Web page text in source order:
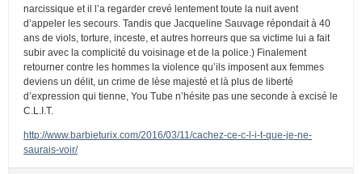
narcissique et il l’a regarder crevé lentement toute la nuit avent
d’appeler les secours. Tandis que Jacqueline Sauvage répondait à 40
ans de viols, torture, inceste, et autres horreurs que sa victime lui a fait
subir avec la complicité du voisinage et de la police.) Finalement
retourner contre les hommes la violence qu’ils imposent aux femmes
deviens un délit, un crime de lèse majesté et là plus de liberté
d’expression qui tienne, You Tube n’hésite pas une seconde à excisé le
C.L.I.T.
http://www.barbieturix.com/2016/03/11/cachez-ce-c-l-i-t-que-je-ne-
saurais-voir/